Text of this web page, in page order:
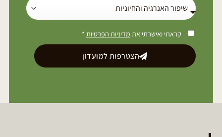
קראתי ואישרתי את מדיניות הפרטיות*
הצטרפות למועדון